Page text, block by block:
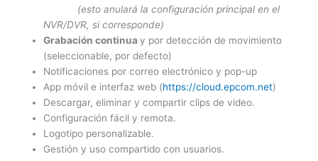
(esto anulará la configuración principal en el
NVR/DVR, si corresponde)
Grabación continuay por detección de movimiento
(seleccionable, por defecto)
Notificaciones por correo electrónico y pop-up
App móvil e interfaz web (https://cloud.epcom.net)
Descargar, eliminar y compartir clips de video.
Configuración fácil y remota.
Logotipo personalizable.
Gestión y uso compartido con usuarios.